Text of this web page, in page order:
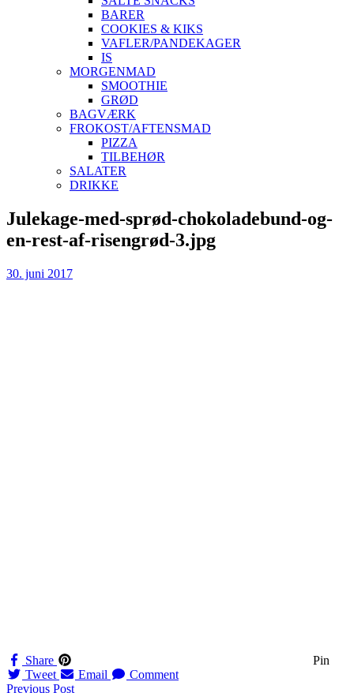
BARER
COOKIES & KIKS
VAFLER/PANDEKAGER
IS
MORGENMAD
SMOOTHIE
GRØD
BAGVÆRK
FROKOST/AFTENSMAD
PIZZA
TILBEHØR
SALATER
DRIKKE
Skip
to
content
Julekage-med-sprød-chokoladebund-og-
en-rest-af-risengrød-3.jpg
30. juni 2017
Share
Pin
Tweet
Email Comment
Previous Post